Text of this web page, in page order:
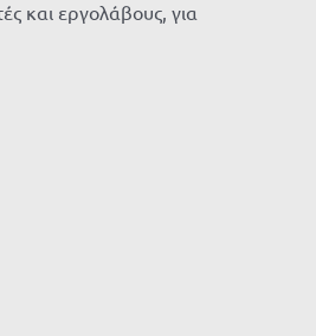
και εργολάβους, για